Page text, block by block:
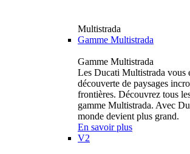
Multistrada
Gamme Multistrada
Gamme Multistrada
Les Ducati Multistrada vous
découverte de paysages
frontières. Découvrez tous
gamme Multistrada. Avec
monde devient plus grand.
En savoir plus
V2